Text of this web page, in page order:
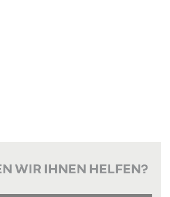
WIR IHNEN HELFEN?